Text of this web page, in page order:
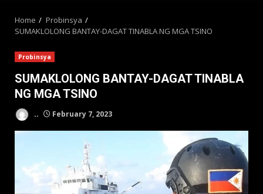
Home
Probinsya
SUMAKLOLONG BANTAY-DAGAT TINABLA NG MGA TSINO
Probinsya
SUMAKLOLONG BANTAY-DAGAT TINABLA
NG MGA TSINO
.. February 7, 2023